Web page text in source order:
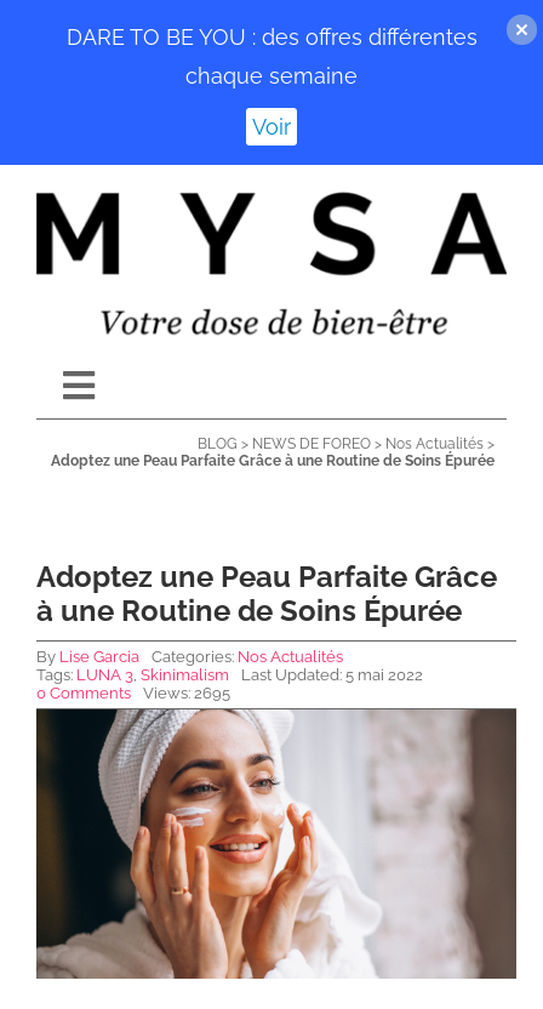
contenu
Toggle
Navigation
ACCUEIL
NEWS DE FOREO
SKINCARE
SANTÉ & BIEN-ÊTRE
À PROPOS
BLOG > NEWS DE FOREO > Nos Actualités >
Adoptez une Peau Parfaite Grâce à une Routine de Soins Épurée
Adoptez une Peau Parfaite Grâce
à une Routine de Soins Épurée
By Lise Garcia Categories: Nos Actualités
Tags: LUNA 3 Skinimalism
Last Updated: 5 mai 2022
0 Comments
Views: 2695
DARE TO BE YOU : des offres différentes
chaque semaine
Voir